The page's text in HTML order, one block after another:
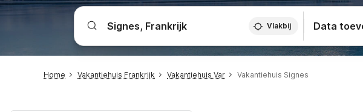
Vlakbij Data
Home Vakantiehuis Frankrijk Vakantiehuis Var Vakantiehuis Signes